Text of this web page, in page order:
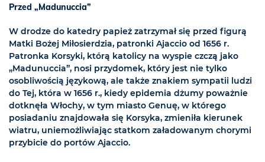
Przed „Madunuccia”
W drodze do katedry papież zatrzymał się przed figurą
Matki Bożej Miłosierdzia, patronki Ajaccio od 1656 r.
Patronka Korsyki, którą katolicy na wyspie czczą jako
„Madunuccia”, nosi przydomek, który jest nie tylko
osobliwością językową, ale także znakiem sympatii ludzi
do Tej, która w 1656 r., kiedy epidemia dżumy poważnie
dotknęła Włochy, w tym miasto Genuę, w którego
posiadaniu znajdowała się Korsyka, zmieniła kierunek
wiatru, uniemożliwiając statkom załadowanym chorymi
przybicie do portów Ajaccio.